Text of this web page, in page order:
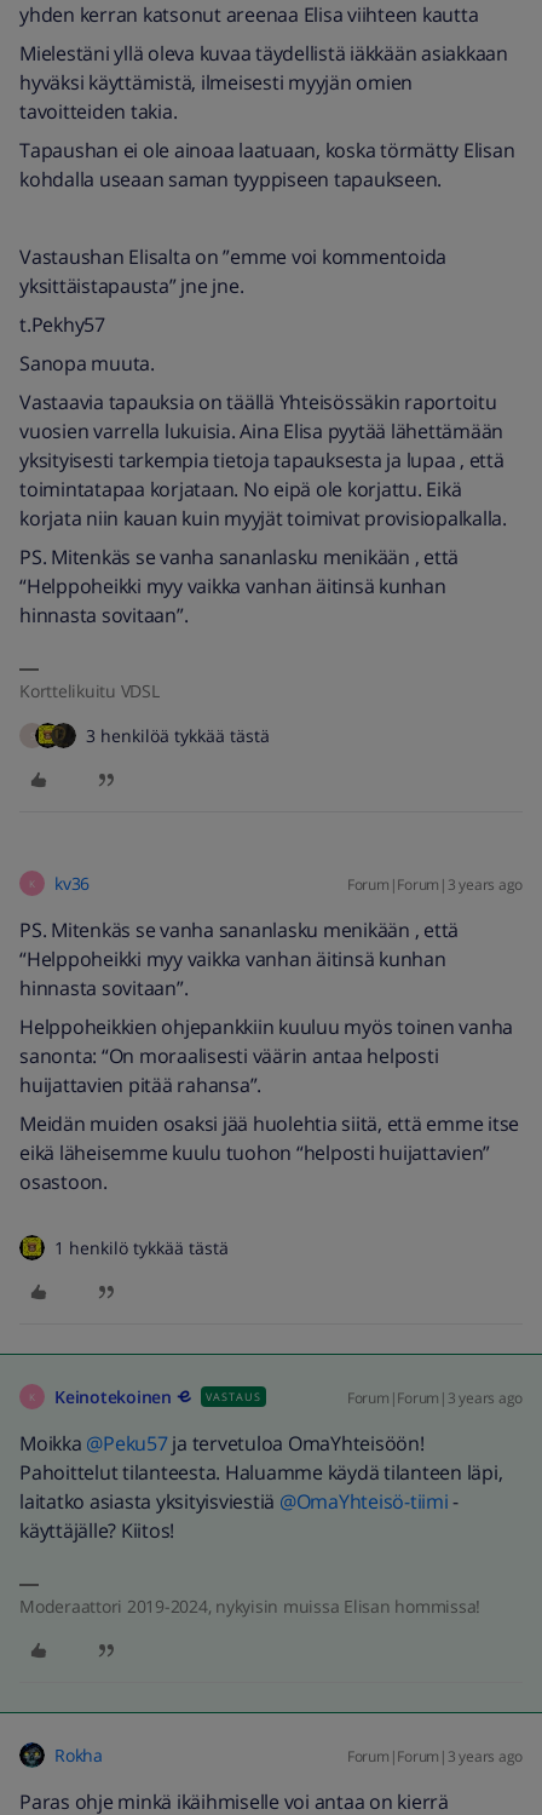
yhden kerran katsonut areenaa Elisa viihteen kautta
Mielestäni yllä oleva kuvaa täydellistä iäkkään asiakkaan
hyväksi käyttämistä, ilmeisesti myyjän omien
tavoitteiden takia.
Tapaushan ei ole ainoaa laatuaan, koska törmätty Elisan
kohdalla useaan saman tyyppiseen tapaukseen.
Vastaushan Elisalta on ”emme voi kommentoida
yksittäistapausta” jne jne.
t.Pekhy57
Sanopa muuta.
Vastaavia tapauksia on täällä Yhteisössäkin raportoitu
vuosien varrella lukuisia. Aina Elisa pyytää lähettämään
yksityisesti tarkempia tietoja tapauksesta ja lupaa , että
toimintatapaa korjataan. No eipä ole korjattu. Eikä
korjata niin kauan kuin myyjät toimivat provisiopalkalla.
PS. Mitenkäs se vanha sananlasku menikään , että
“Helppoheikki myy vaikka vanhan äitinsä kunhan
hinnasta sovitaan”.
Korttelikuitu VDSL
3 henkilöä tykkää tästä
K kv36 Forum|Forum|3 years ago
PS. Mitenkäs se vanha sananlasku menikään , että
“Helppoheikki myy vaikka vanhan äitinsä kunhan
hinnasta sovitaan”.
Helppoheikkien ohjepankkiin kuuluu myös toinen vanha
sanonta: “On moraalisesti väärin antaa helposti
huijattavien pitää rahansa”.
Meidän muiden osaksi jää huolehtia siitä, että emme itse
eikä läheisemme kuulu tuohon “helposti huijattavien”
osastoon.
1 henkilö tykkää tästä
K Keinotekoinen VASTAUS Forum|Forum|3 years ago
Moikka @Peku57ja tervetuloa OmaYhteisöön!
Pahoittelut tilanteesta. Haluamme käydä tilanteen läpi,
laitatko asiasta yksityisviestiä @OmaYhteisö-tiimi-
käyttäjälle? Kiitos!
Moderaattori 2019-2024, nykyisin muissa Elisan hommissa!
Rokha Forum|Forum|3 years ago
Paras ohje minkä ikäihmiselle voi antaa on kierrä